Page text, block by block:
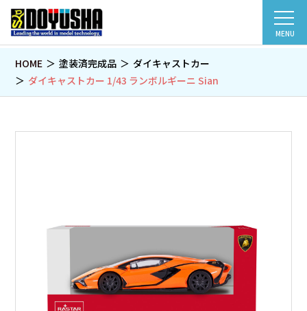
MENU
HOME 塗装済完成品
ダイキャストカー
ダイキャストカー 1/43 ランボルギーニ Sian